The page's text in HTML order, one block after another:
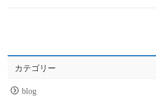
カテゴリー
blog